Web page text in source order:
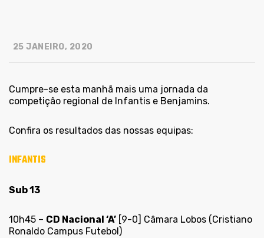
25 JANEIRO, 2020
Cumpre-se esta manhã mais uma jornada da
competição regional de Infantis e Benjamins.
Confira os resultados das nossas equipas:
INFANTIS
Sub 13
10h45 – CD Nacional ‘A’ [9-0] Câmara Lobos (Cristiano
Ronaldo Campus Futebol)